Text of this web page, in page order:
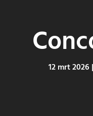
12 mrt 2026 |